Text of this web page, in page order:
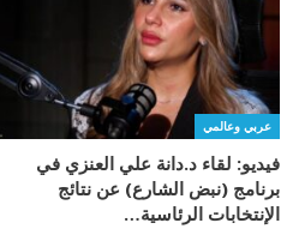
عربي وعالمي
فيديو: لقاء د.دانة علي العنزي في
برنامج (نبض الشارع) عن نتائج
الإنتخابات الرئاسية…